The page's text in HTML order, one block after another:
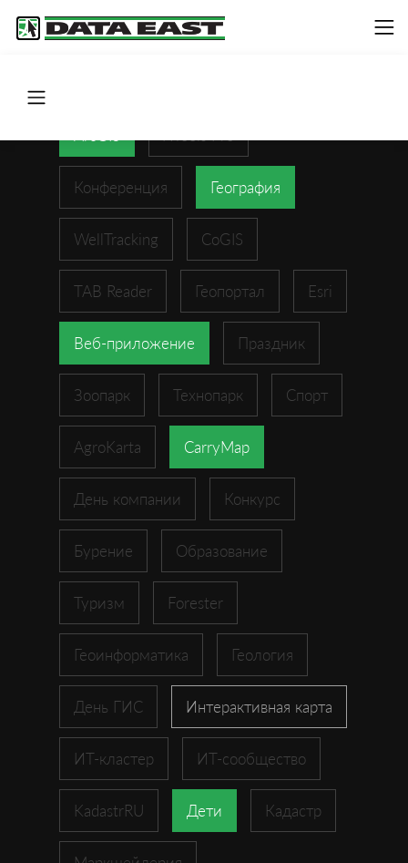
Конференция География
WellTracking CoGIS
TAB Reader Геопортал Esri
Веб-приложение Праздник
Зоопарк Технопарк Спорт
AgroKarta CarryMap
День компании Конкурс
Бурение Образование
Туризм Forester
Геоинформатика Геология
День ГИС Интерактивная карта
ИТ-кластер ИТ-сообщество
KadastrRU Дети Кадастр